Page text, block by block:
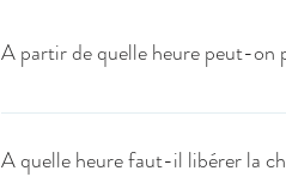
A partir de quelle heure peut-on
Les arrivées se font à partir de 11
A quelle heure faut-il libérer la